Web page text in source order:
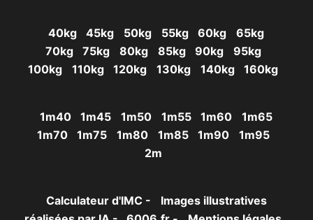
40kg 45kg 50kg 55kg 60kg
65kg
70kg
75kg 80kg 85kg 90kg
95kg
100kg
110kg 120kg 130kg 140kg 160kg
1m40 1m45 1m50 1m55 1m60
1m65
1m70
1m75 1m80 1m85 1m90
1m95
2m
Calculateur d'IMC -
Images illustratives